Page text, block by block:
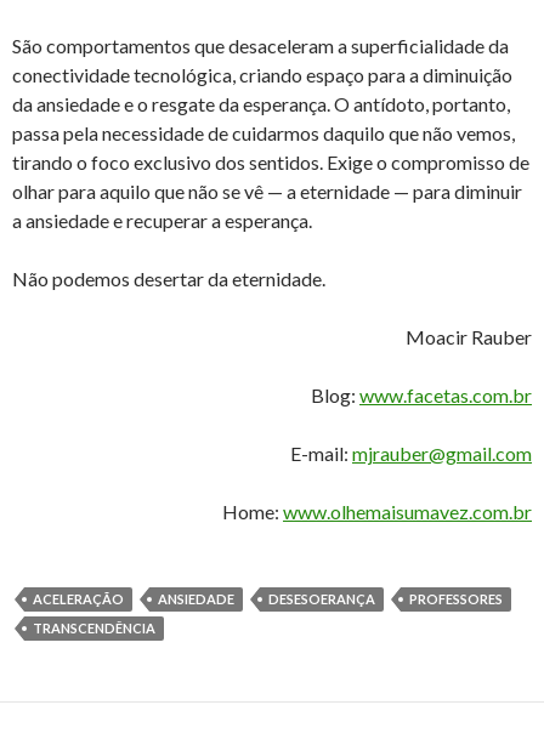
São comportamentos que desaceleram a superficialidade da
conectividade tecnológica, criando espaço para a diminuição
da ansiedade e o resgate da esperança. O antídoto, portanto,
passa pela necessidade de cuidarmos daquilo que não vemos,
tirando o foco exclusivo dos sentidos. Exige o compromisso de
olhar para aquilo que não se vê — a eternidade — para diminuir
a ansiedade e recuperar a esperança.
Não podemos desertar da eternidade.
Moacir Rauber
Blog: www.facetas.com.br
E-mail: mjrauber@gmail.com
Home: www.olhemaisumavez.com.br
ACELERAÇÃO ANSIEDADE DESESOERANÇA
PROFESSORES
TRANSCENDÊNCIA